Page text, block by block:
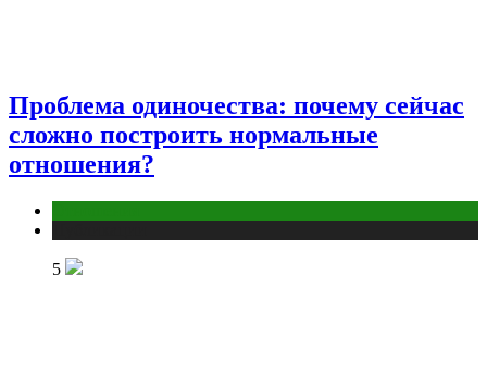
Проблема одиночества: почему сейчас
сложно построить нормальные
отношения?
5